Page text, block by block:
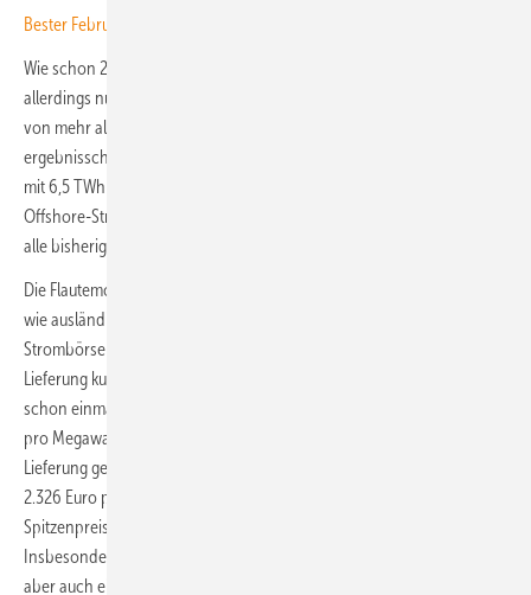
Bester Februar, ertragreicher Frühwind, Sommerflaute
Wie schon 2023 produzierten die Windparks in Deutschland
allerdings nun zum zweiten Mal acht Monate mit Windstromernten
von mehr als zehn Terawattstunden. Und selbst der
ergebnisschwächste Monat, der dieses Mal der August war, brachte
mit 6,5 TWh dank 5,1 TWh aus den Onshore-Windparks und 1,4 TWh
Offshore-Strom von der See eine halbe Terawattstunde mehr ein, als
alle bisherigen jeweiligen schwächsten Monate früherer Jahre.
Die Flautemomente 2024 haben im komplexen Zusammenspiel mit in-
wie ausländischer Nachfrage auch zu neuen Rekordpreisen an den
Strombörsen geführt. So schnellte der Preis für den am Tag der
Lieferung kurzfristig gehandelten Intraday-Strom am 11. Dezember wie
schon einmal am 10. Juni auf eine Höhe von etwas über 1.150 Euro
pro Megawattstunde (MWh). Der Preis für einen Tag im Voraus der
Lieferung gehandelten Day-Ahead-Strom hatte im Juni sogar einmal
2.326 Euro pro MWh betragen, weit über dem bisherigen Day-Ahead-
Spitzenpreis an der Strombörse von 871 Euro im Jahr 2022.
Insbesondere die Flaute in der zweiten Dezemberwoche hatte dann
aber auch eine internationale Wirkung, die vom Day-Ahead-Handel